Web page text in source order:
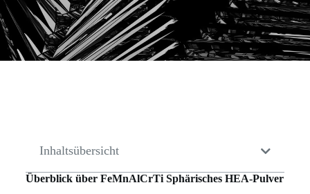
Inhaltsübersicht
Überblick über FeMnAlCrTi Sphärisches HEA-Pulver